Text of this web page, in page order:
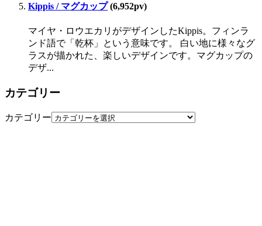
Kippis / マグカップ(6,952pv)
マイヤ・ロウエカリがデザインしたKippis。フィンラ
ンド語で「乾杯」という意味です。 白い地に様々なグ
ラスが描かれた、楽しいデザインです。マグカップの
デザ...
カテゴリー
カテゴリー